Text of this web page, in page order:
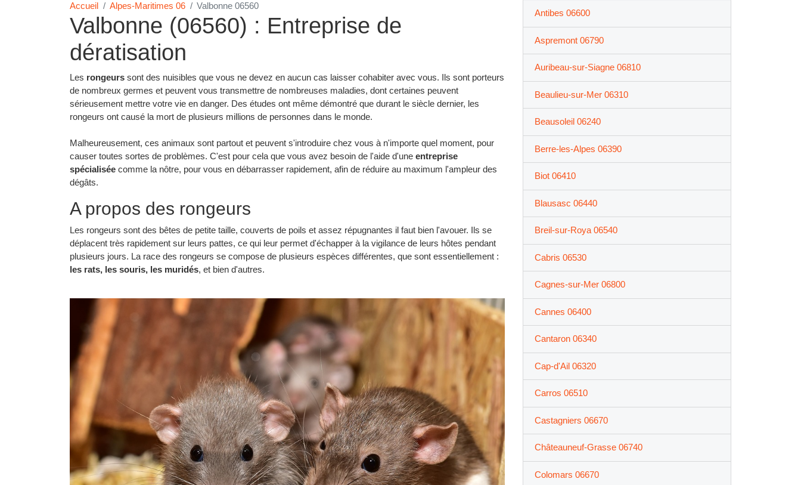
Accueil Alpes-Maritimes 06 Valbonne 06560
Valbonne (06560) : Entreprise de
dératisation
Les rongeurs sont des nuisibles que vous ne devez en aucun cas laisser cohabiter avec vous. Ils sont porteurs
de nombreux germes et peuvent vous transmettre de nombreuses maladies, dont certaines peuvent
sérieusement mettre votre vie en danger. Des études ont même démontré que durant le siècle dernier, les
rongeurs ont causé la mort de plusieurs millions de personnes dans le monde.
Malheureusement, ces animaux sont partout et peuvent s'introduire chez vous à n'importe quel moment, pour
causer toutes sortes de problèmes. C'est pour cela que vous avez besoin de l'aide d'une entreprise
spécialisée comme la nôtre, pour vous en débarrasser rapidement, afin de réduire au maximum l'ampleur des
dégâts.
A propos des rongeurs
Les rongeurs sont des bêtes de petite taille, couverts de poils et assez répugnantes il faut bien l'avouer. Ils se
déplacent très rapidement sur leurs pattes, ce qui leur permet d'échapper à la vigilance de leurs hôtes pendant
plusieurs jours. La race des rongeurs se compose de plusieurs espèces différentes, que sont essentiellement :
les rats, les souris, les muridés, et bien d'autres.
Antibes 06600
Aspremont 06790
Auribeau-sur-Siagne 06810
Beaulieu-sur-Mer 06310
Beausoleil 06240
Berre-les-Alpes 06390
Biot 06410
Blausasc 06440
Breil-sur-Roya 06540
Cabris 06530
Cagnes-sur-Mer 06800
Cannes 06400
Cantaron 06340
Cap-d'Ail 06320
Carros 06510
Castagniers 06670
Châteauneuf-Grasse 06740
Colomars 06670